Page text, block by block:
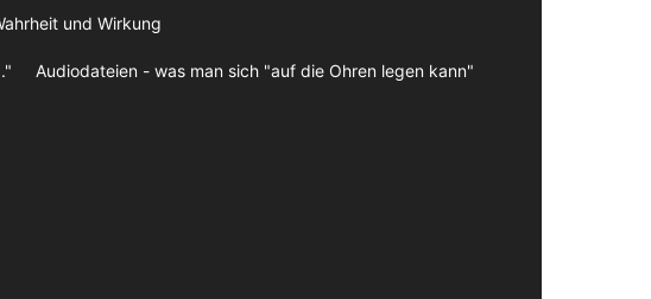
und Wirkung
Audiodateien - was man sich "auf die Ohren legen kann"